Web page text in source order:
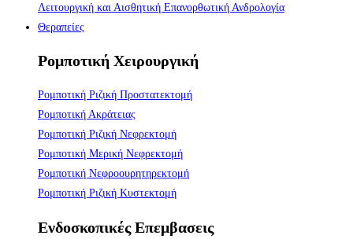
Λειτουργική και Αισθητική Επανορθωτική Ανδρολογία
Θεραπείες
Ρομποτική Χειρουργική
Ρομποτική Ριζική Προστατεκτομή
Ρομποτική Ακράτειας
Ρομποτική Ριζική Νεφρεκτομή
Ρομποτική Μερική Νεφρεκτομή
Ρομποτική Νεφροουρητηρεκτομή
Ρομποτική Ριζική Κυστεκτομή
Ενδοσκοπικές Επεμβασεις